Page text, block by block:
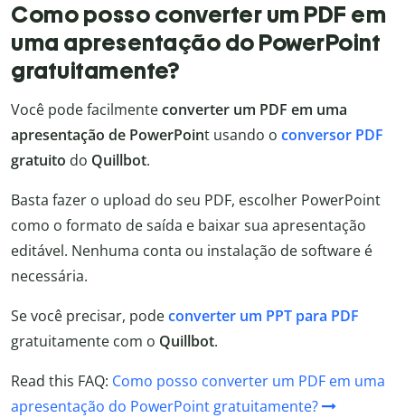
Como posso converter um PDF em
uma apresentação do PowerPoint
gratuitamente?
Você pode facilmenteconverter um PDF em uma
apresentação de PowerPoint usando o conversor PDF
gratuito do Quillbot.
Basta fazer o upload do seu PDF, escolher PowerPoint
como o formato de saída e baixar sua apresentação
editável. Nenhuma conta ou instalação de software é
necessária.
Se você precisar, podeconverter um PPT para PDF
gratuitamente com o Quillbot.
Read this FAQ: Como posso converter um PDF em uma
apresentação do PowerPoint gratuitamente?